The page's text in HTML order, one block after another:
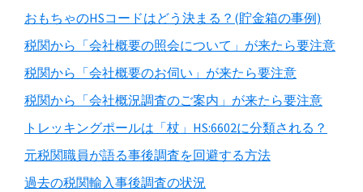
おもちゃのHSコードはどう決まる？(貯金箱の事例)
税関から「会社概要の照会について」が来たら要注意
税関から「会社概要のお伺い」が来たら要注意
税関から「会社概況調査のご案内」が来たら要注意
トレッキングポールは「杖」HS:6602に分類される？
元税関職員が語る事後調査を回避する方法
過去の税関輸入事後調査の状況